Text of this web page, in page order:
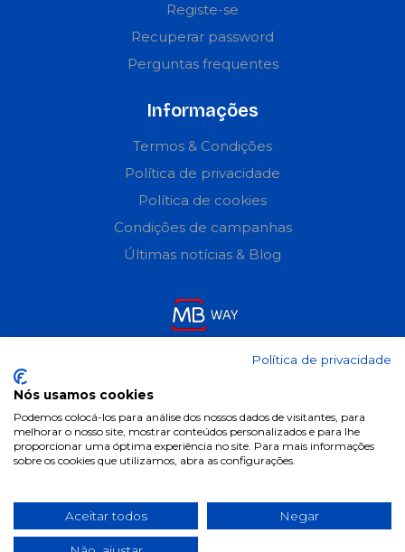
Registe-se
Recuperar password
Perguntas frequentes
Informações
Termos & Condições
Política de privacidade
Política de cookies
Condições de campanhas
Últimas notícias & Blog
Política de privacidade
Nós usamos cookies
Podemos colocá-los para análise dos nossos dados de visitantes, para
melhorar o nosso site, mostrar conteúdos personalizados e para lhe
proporcionar uma óptima experiência no site. Para mais informações
sobre os cookies que utilizamos, abra as configurações.
Aceitar todos Negar